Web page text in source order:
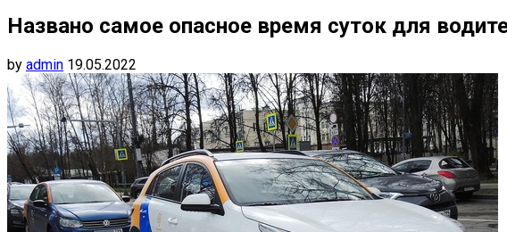
Названо самое опасное время суток для
by admin 19.05.2022